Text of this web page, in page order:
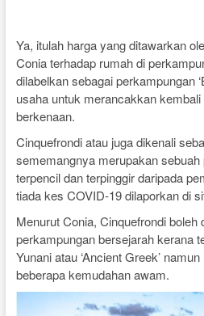
Ya, itulah harga yang ditawarkan
Conia terhadap rumah di
dilabelkan sebagai perkampungan
usaha untuk merancakkan
berkenaan.
Cinquefrondi atau juga dikenali
sememangnya merupakan
terpencil dan terpinggir daripada
tiada kes COVID-19 dilaporkan di
Menurut Conia, Cinquefrondi boleh
perkampungan bersejarah kerana
Yunani atau ‘Ancient Greek’
beberapa kemudahan awam.